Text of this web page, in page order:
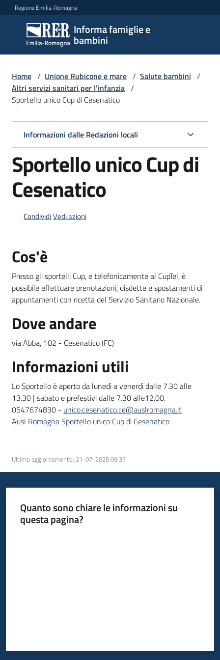
Vai al contenuto
Vai alla navigazione
Vai al footer
Regione Emilia-Romagna
Informa famiglie e
bambini
Informa
famiglie
e
bambini
Centri
per
famiglie
Informazioni
locali
Newsletter
Home / Unione Rubicone e mare / Salute bambini /
Altri servizi sanitari per l'infanzia /
Sportello unico Cup di Cesenatico
Informazioni dalle Redazioni locali
Sportello unico Cup di
Cesenatico
CondividiVedi azioni
Cos'è
Presso gli sportelli Cup, e telefonicamente al CupTel, è
possibile effettuare prenotazioni, disdette e spostamenti di
appuntamenti con ricetta del Servizio Sanitario Nazionale.
Dove andare
via Abba, 102 - Cesenatico (FC)
Informazioni utili
Lo Sportello è aperto da lunedì a venerdì dalle 7.30 alle
13.30 | sabato e prefestivi dalle 7.30 alle12.00.
0547674830 - unico.cesenatico.ce@auslromagna.it
Ausl Romagna Sportello unico Cup di Cesenatico
Ultimo aggiornamento: 21-07-2025 09:37
Quanto sono chiare le informazioni su
questa pagina?